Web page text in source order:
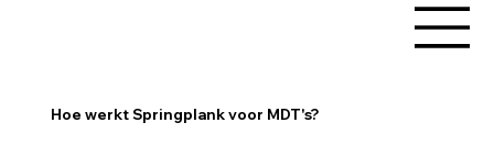
Hoe werkt Springplank voor MDT's?